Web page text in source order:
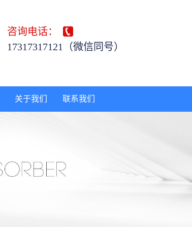
咨询电话：
17317317121（微信同号）
关于我们 联系我们